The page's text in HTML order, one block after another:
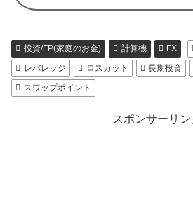
投資/FP(家庭のお金) 計算機 FX
レバレッジ
ロスカット 長期投資
スワップポイント
スポンサーリン